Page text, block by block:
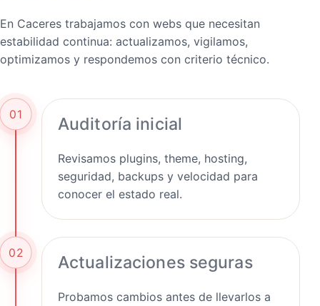
En Caceres trabajamos con webs que necesitan
estabilidad continua: actualizamos, vigilamos,
optimizamos y respondemos con criterio técnico.
01 Auditoría inicial
Revisamos plugins, theme, hosting,
seguridad, backups y velocidad para
conocer el estado real.
02 Actualizaciones seguras
Probamos cambios antes de llevarlos a